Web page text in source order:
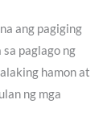
ang pagiging
paglago ng
hamon at
ng mga